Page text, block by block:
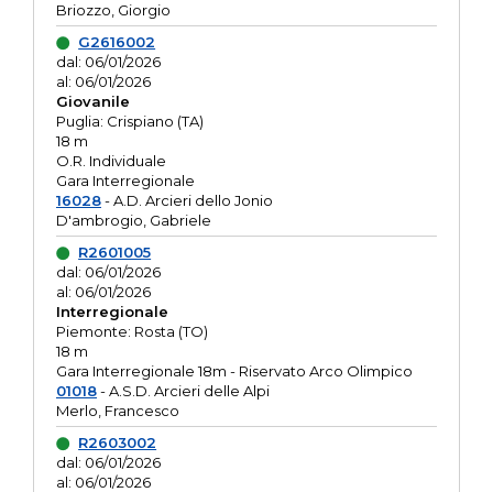
Briozzo, Giorgio
G2616002
dal: 06/01/2026
al: 06/01/2026
Giovanile
Puglia: Crispiano (TA)
18 m
O.R. Individuale
Gara Interregionale
16028- A.D. Arcieri dello Jonio
D'ambrogio, Gabriele
R2601005
dal: 06/01/2026
al: 06/01/2026
Interregionale
Piemonte: Rosta (TO)
18 m
Gara Interregionale 18m - Riservato Arco Olimpico
01018- A.S.D. Arcieri delle Alpi
Merlo, Francesco
R2603002
dal: 06/01/2026
al: 06/01/2026